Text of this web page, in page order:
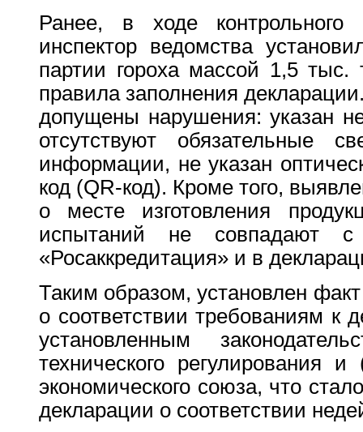
Ранее, в ходе контрольного
инспектор ведомства
партии гороха массой 1,5
правила заполнения
допущены нарушения: указан
отсутствуют обязательные
информации, не указан
код (QR-код). Кроме того,
о месте изготовления
испытаний не совпадают
«Росаккредитация» и в
Таким образом, установлен
о соответствии требованиям к
установленным
технического регулирования
экономического союза, что
декларации о соответствии